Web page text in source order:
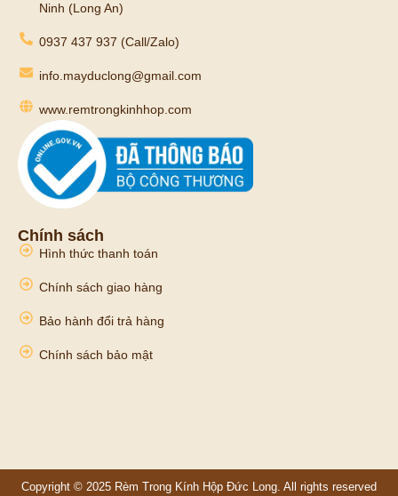
Ninh (Long An)
0937 437 937 (Call/Zalo)
info.mayduclong@gmail.com
www.remtrongkinhhop.com
Chính sách
Hình thức thanh toán
Chính sách giao hàng
Bảo hành đổi trả hàng
Chính sách bảo mật
Copyright © 2025 Rèm Trong Kính Hộp Đức Long. All rights reserved